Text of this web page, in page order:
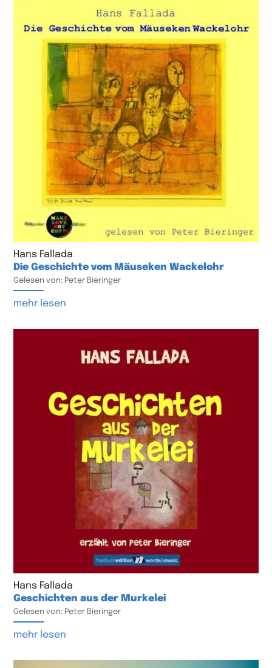
Hans Fallada
Die Geschichte vom Mäuseken Wackelohr
Gelesen von: Peter Bieringer
mehr lesen
Hans Fallada
Geschichten aus der Murkelei
Gelesen von: Peter Bieringer
mehr lesen